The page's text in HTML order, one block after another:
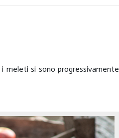
meleti si sono progressivamente